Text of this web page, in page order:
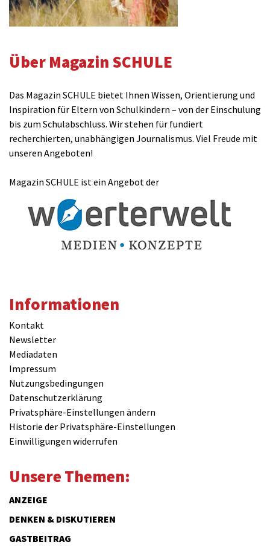
Über Magazin SCHULE
Das Magazin SCHULE bietet Ihnen Wissen, Orientierung und
Inspiration für Eltern von Schulkindern – von der Einschulung
bis zum Schulabschluss. Wir stehen für fundiert
recherchierten, unabhängigen Journalismus. Viel Freude mit
unseren Angeboten!
Magazin SCHULE ist ein Angebot der
Informationen
Kontakt
Newsletter
Mediadaten
Impressum
Nutzungsbedingungen
Datenschutzerklärung
Privatsphäre-Einstellungen ändern
Historie der Privatsphäre-Einstellungen
Einwilligungen widerrufen
Unsere Themen:
ANZEIGE
DENKEN & DISKUTIEREN
GASTBEITRAG